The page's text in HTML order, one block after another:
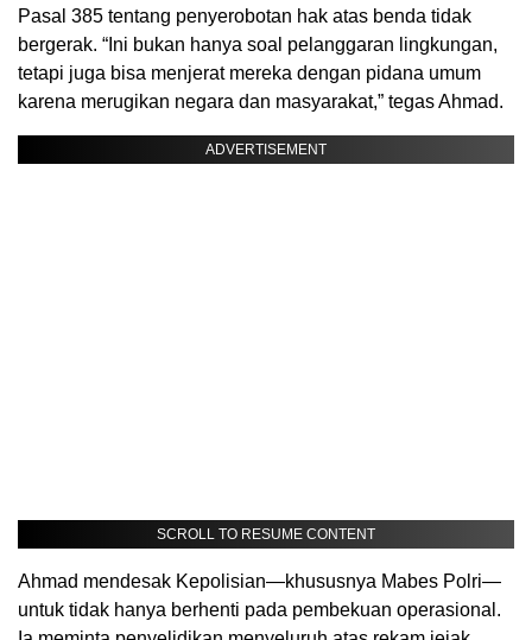
Pasal 385 tentang penyerobotan hak atas benda tidak
bergerak. “Ini bukan hanya soal pelanggaran lingkungan,
tetapi juga bisa menjerat mereka dengan pidana umum
karena merugikan negara dan masyarakat,” tegas Ahmad.
ADVERTISEMENT
SCROLL TO RESUME CONTENT
Ahmad mendesak Kepolisian—khususnya Mabes Polri—
untuk tidak hanya berhenti pada pembekuan operasional.